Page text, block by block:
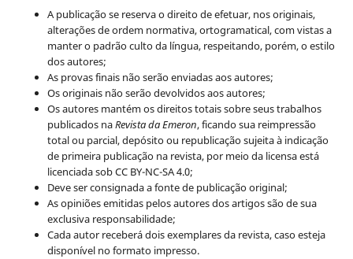
A publicação se reserva o direito de efetuar, nos originais,
alterações de ordem normativa, ortogramatical, com vistas a
manter o padrão culto da língua, respeitando, porém, o estilo
dos autores;
As provas finais não serão enviadas aos autores;
Os originais não serão devolvidos aos autores;
Os autores mantém os direitos totais sobre seus trabalhos
publicados naRevista da Emeron, ficando sua reimpressão
total ou parcial, depósito ou republicação sujeita à indicação
de primeira publicação na revista, por meio da licensa está
licenciada sob CC BY-NC-SA 4.0;
Deve ser consignada a fonte de publicação original;
As opiniões emitidas pelos autores dos artigos são de sua
exclusiva responsabilidade;
Cada autor receberá dois exemplares da revista, caso esteja
disponível no formato impresso.